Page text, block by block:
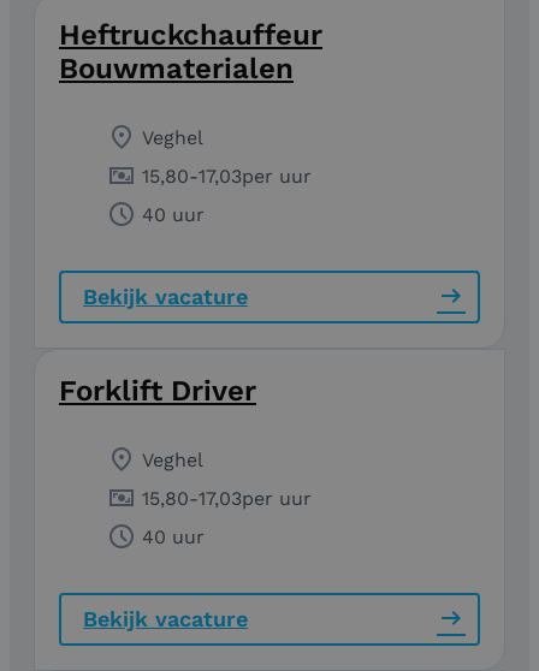
Heftruckchauffeur
Bouwmaterialen
Veghel
15,80-17,03per uur
40 uur
Bekijk vacature
Forklift Driver
Veghel
15,80-17,03per uur
40 uur
Bekijk vacature